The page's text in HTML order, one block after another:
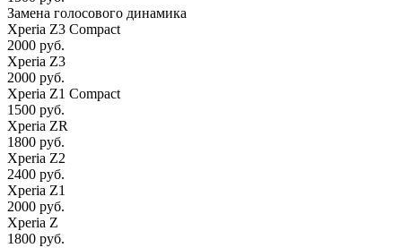
Замена голосового динамика
Xperia Z3 Compact
2000 руб.
Xperia Z3
2000 руб.
Xperia Z1 Compact
1500 руб.
Xperia ZR
1800 руб.
Xperia Z2
2400 руб.
Xperia Z1
2000 руб.
Xperia Z
1800 руб.